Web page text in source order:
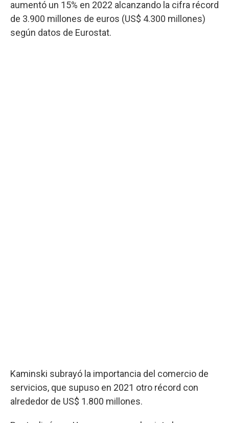
aumentó un 15% en 2022 alcanzando la cifra récord
de 3.900 millones de euros (US$ 4.300 millones)
según datos de Eurostat.
Kaminski subrayó la importancia del comercio de
servicios, que supuso en 2021 otro récord con
alrededor de US$ 1.800 millones.